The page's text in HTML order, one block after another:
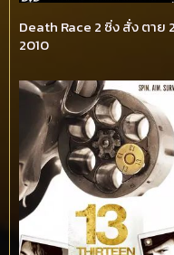
Death Race 2 ซิ่ง สั่ง ตาย 2
2010